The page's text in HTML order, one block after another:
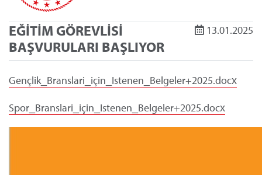
EĞİTİM GÖREVLİSİ
BAŞVURULARI BAŞLIYOR
13.01.2025
Gençlik_Branslari_için_Istenen_Belgeler+2025.docx
Spor_Branslari_için_Istenen_Belgeler+2025.docx